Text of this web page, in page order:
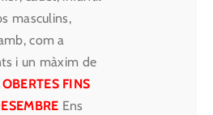
masculins,
com a
i un màxim de
FINS
Ens